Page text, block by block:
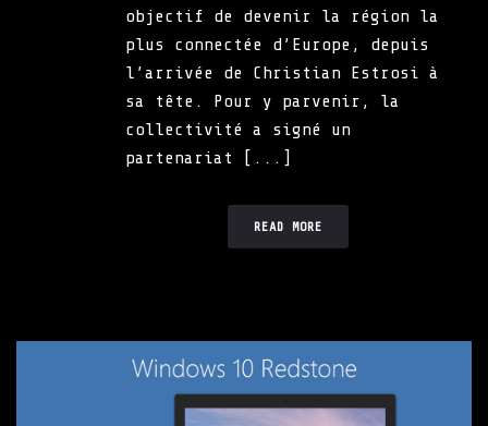
objectif de devenir la région la
plus connectée d’Europe, depuis
l’arrivée de Christian Estrosi à
sa tête. Pour y parvenir, la
collectivité a signé un
partenariat [...]
READ MORE